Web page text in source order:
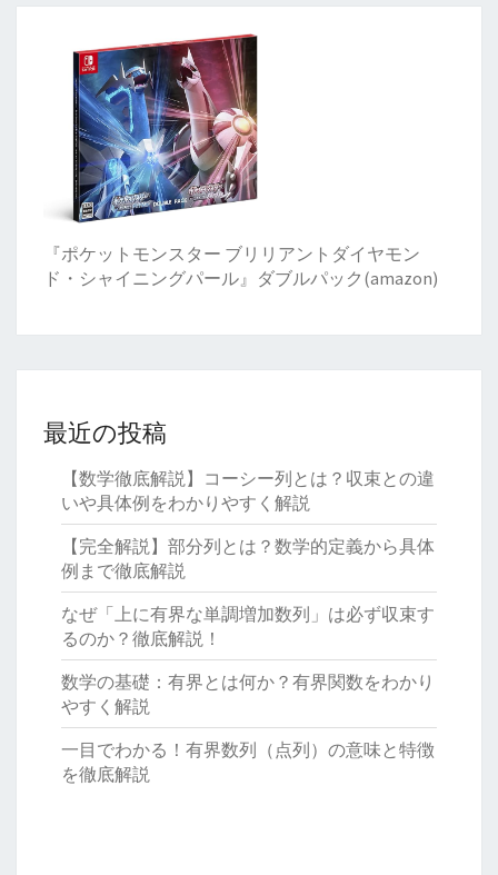
『ポケットモンスター ブリリアントダイヤモン
ド・シャイニングパール』ダブルパック(amazon)
最近の投稿
【数学徹底解説】コーシー列とは？収束との違
いや具体例をわかりやすく解説
【完全解説】部分列とは？数学的定義から具体
例まで徹底解説
なぜ「上に有界な単調増加数列」は必ず収束す
るのか？徹底解説！
数学の基礎：有界とは何か？有界関数をわかり
やすく解説
一目でわかる！有界数列（点列）の意味と特徴
を徹底解説